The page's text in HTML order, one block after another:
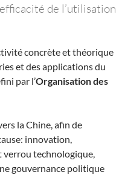
de l’utilisation
concrète et théorique
et des applications du
par l’Organisation des
la Chine, afin de
innovation,
verrou technologique,
gouvernance politique